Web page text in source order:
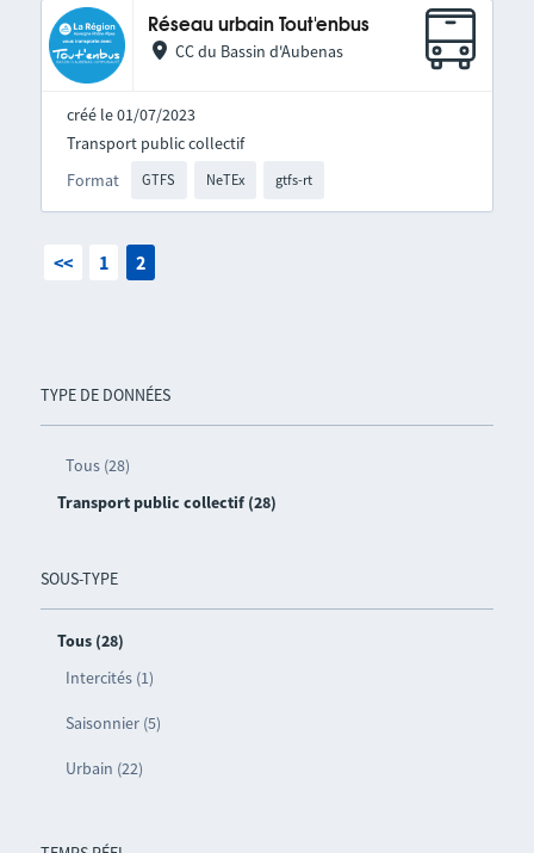
TYPE DE DONNÉES
Tous (28)
Transport public collectif (28)
SOUS-TYPE
Tous (28)
Intercités (1)
Saisonnier (5)
Urbain (22)
Réseau urbain Tout'enbus
CC du Bassin d'Aubenas
créé le 01/07/2023
Format GTFS NeTEx gtfs-rt
Transport public collectif
<< 1 2